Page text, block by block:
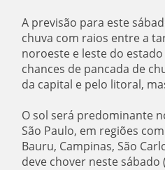
A previsão para este
chuva com raios entre a
noroeste e leste do estado
chances de pancada de
da capital e pelo litoral,
O sol será predominante
São Paulo, em regiões
Bauru, Campinas, São
deve chover neste sábado